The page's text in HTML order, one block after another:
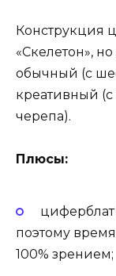
Конструкция
«Скелетон»,
обычный (с
креативный
черепа).
Плюсы:
поэтому
100% зрением;